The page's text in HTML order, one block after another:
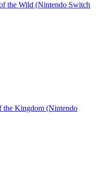
the Wild (Nintendo Switch
the Kingdom (Nintendo